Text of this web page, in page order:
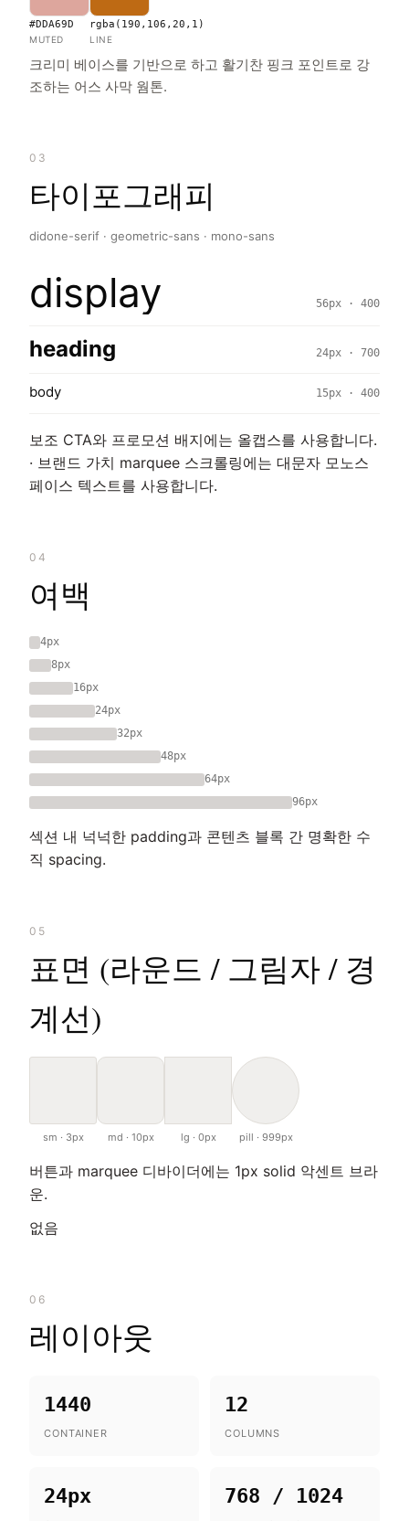
#DDA69D
MUTED
rgba(190,106,20,1)
LINE
크리미 베이스를 기반으로 하고 활기찬 핑크 포인트로 강
조하는 어스 사막 웜톤.
03
타이포그래피
didone-serif · geometric-sans · mono-sans
display 56px · 400
heading 24px · 700
body 15px · 400
보조 CTA와 프로모션 배지에는 올캡스를 사용합니다.
· 브랜드 가치 marquee 스크롤링에는 대문자 모노스
페이스 텍스트를 사용합니다.
04
여백
4px
8px
16px
24px
32px
48px
64px
96px
섹션 내 넉넉한 padding과 콘텐츠 블록 간 명확한 수
직 spacing.
05
표면 (라운드 / 그림자 / 경
계선)
sm · 3px md · 10px lg · 0px pill · 999px
버튼과 marquee 디바이더에는 1px solid 악센트 브라
운.
없음
06
레이아웃
1440
CONTAINER
12
COLUMNS
24px 768 / 1024